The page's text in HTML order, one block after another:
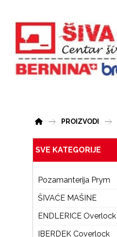
PROIZVODI
SVE KATEGORIJE
Pozamanterija Prym
ŠIVAĆE MAŠINE
ENDLERICE Overlock
IBERDEK Coverlock